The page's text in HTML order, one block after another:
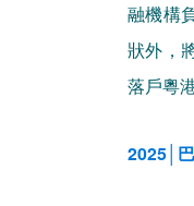
融機構
狀外，
落戶粵
2025│